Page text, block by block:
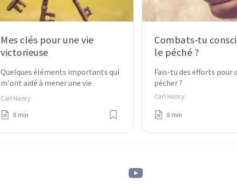
Mes clés pour une vie
victorieuse
Quelques éléments importants qui
m'ont aidé à mener une vie
épanouie et qui pourraient
également t'aider.
Carl Henry
8 min
Combats-tu
le péché ?
Fais-tu des efforts pour
pécher ?
Carl Henry
8 min